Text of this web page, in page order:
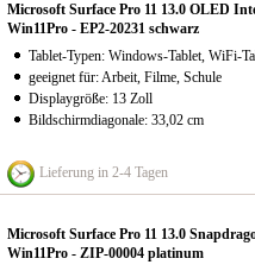
Microsoft Surface Pro 11 13.0 OLED
Win11Pro - EP2-20231 schwarz
Tablet-Typen: Windows-Tablet, WiFi-
geeignet für: Arbeit, Filme, Schule
Displaygröße: 13 Zoll
Bildschirmdiagonale: 33,02 cm
Lieferung in 2-4 Tagen
Microsoft Surface Pro 11 13.0
Win11Pro - ZIP-00004 platinum